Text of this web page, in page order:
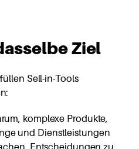
Ziel
Sell-in-Tools
komplexe Produkte,
und Dienstleistungen
Entscheidungen zu